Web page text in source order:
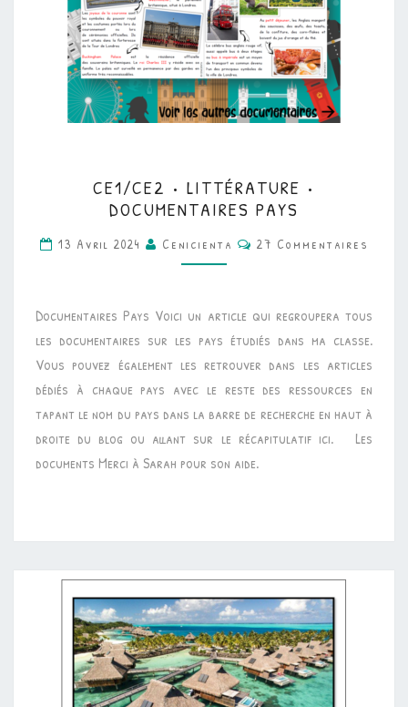
•
LITTÉRATURE
•
DOCUMENTAIRES
CE1/CE2 • LITTÉRATURE •
DOCUMENTAIRES PAYS
13 Avril 2024 Cenicienta Commentaires
27 Commentaires
Documentaires Pays Voici un article qui regroupera tous
les documentaires sur les pays étudiés dans ma classe.
Vous pouvez également les retrouver dans les articles
dédiés à chaque pays avec le reste des ressources en
tapant le nom du pays dans la barre de recherche en haut à
droite du blog ou allant sur le récapitulatif ici. Les
documents Merci à Sarah pour son aide.